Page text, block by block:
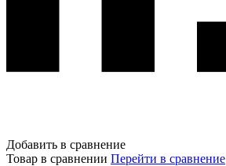
Добавить в сравнение
Товар в сравнении Перейти в сравнение